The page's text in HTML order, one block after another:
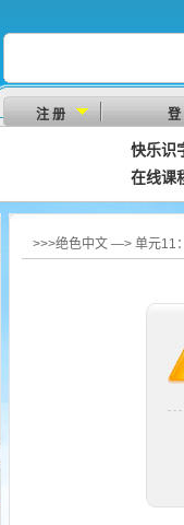
注 册
登
快乐识
在线课
>>>绝色中文 —> 单元11